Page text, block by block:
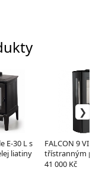
E-30 L s
liatiny
FALCON 9 VIEW
třístranným
41 000 Kč